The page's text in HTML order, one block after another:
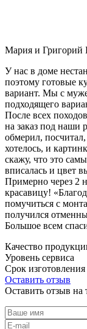
Мария и Григорий
У нас в доме
поэтому готовые
вариант. Мы с
подходящего
После всех
на заказ под наши
обмерил,
хотелось, и
скажу, что это
вписалась и цвет
Примерно через 2
красавицу!
помучиться с
получился
Большое всем
Качество
Уровень сервиса
Срок изготовления
Оставить отзыв
Оставить отзыв на